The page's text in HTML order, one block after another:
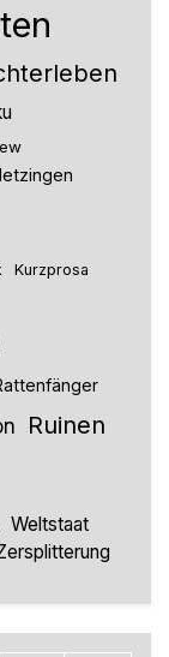
Kurzprosa
Ruinen
Weltstaat